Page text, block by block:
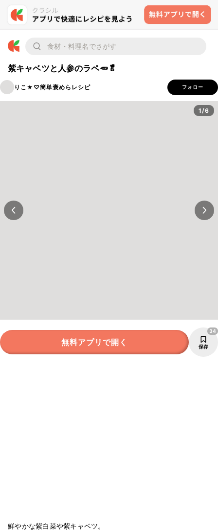
紫キャベツと人参のラペ🥕🥬
りこ★♡簡単褒めらレシピ フォロー
1/6
無料アプリで開く 保存
34
鮮やかな紫白菜や紫キャベツ。